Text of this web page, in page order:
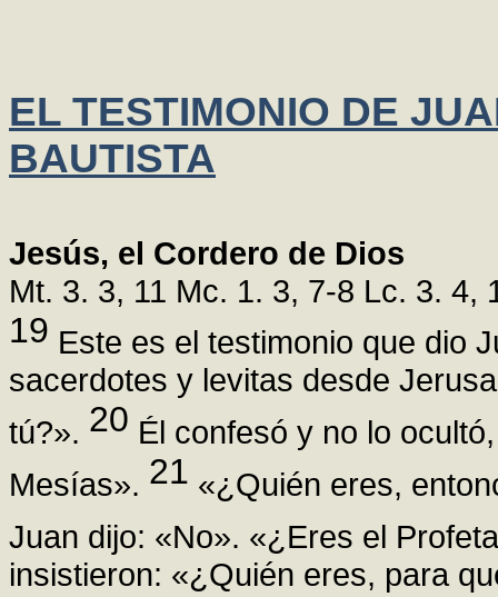
EL TESTIMONIO DE
BAUTISTA
Jesús, el Cordero de Dios
Mt. 3. 3, 11 Mc. 1. 3, 7-8 Lc. 3. 4,
19 Este es el testimonio que dio
sacerdotes y levitas desde
tú?». 20 Él confesó y no lo
Mesías». 21 «¿Quién eres,
Juan dijo: «No». «¿Eres el
insistieron: «¿Quién eres, para